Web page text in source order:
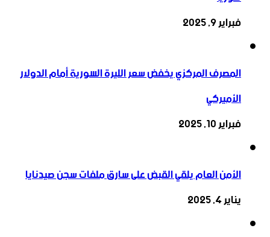
فبراير 9, 2025
المصرف المركزي يخفض سعر الليرة السورية أمام الدولار
الأميركي
فبراير 10, 2025
الأمن العام يلقي القبض على سارق ملفات سجن صيدنايا
يناير 4, 2025